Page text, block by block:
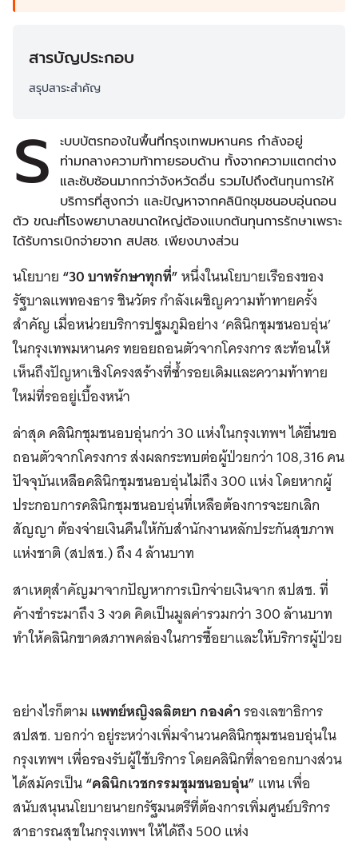
สารบัญประกอบ
สรุปสาระสำคัญ
ร ะบบบัตรทองในพื้นที่กรุงเทพมหานคร กำลังอยู่
ท่ามกลางความท้าทายรอบด้าน ทั้งจากความแตกต่าง
และซับซ้อนมากกว่าจังหวัดอื่น รวมไปถึงต้นทุนการให้
บริการที่สูงกว่า และปัญหาจากคลินิกชุมชนอบอุ่นถอน
ตัว ขณะที่โรงพยาบาลขนาดใหญ่ต้องแบกต้นทุนการรักษาเพราะ
ได้รับการเบิกจ่ายจาก สปสช. เพียงบางส่วน
นโยบาย“30 บาทรักษาทุกที่”หนึ่งในนโยบายเรือธงของ
รัฐบาลแพทองธาร ชินวัตร กำลังเผชิญความท้าทายครั้ง
สำคัญ เมื่อหน่วยบริการปฐมภูมิอย่าง ‘คลินิกชุมชนอบอุ่น’
ในกรุงเทพมหานคร ทยอยถอนตัวจากโครงการ สะท้อนให้
เห็นถึงปัญหาเชิงโครงสร้างที่ซ้ำรอยเดิมและความท้าทาย
ใหม่ที่รออยู่เบื้องหน้า
ล่าสุด คลินิกชุมชนอบอุ่นกว่า 30 แห่งในกรุงเทพฯ ได้ยื่นขอ
ถอนตัวจากโครงการ ส่งผลกระทบต่อผู้ป่วยกว่า 108,316 คน
ปัจจุบันเหลือคลินิกชุมชนอบอุ่นไม่ถึง 300 แห่ง โดยหากผู้
ประกอบการคลินิกชุมชนอบอุ่นที่เหลือต้องการจะยกเลิก
สัญญา ต้องจ่ายเงินคืนให้กับสำนักงานหลักประกันสุขภาพ
แห่งชาติ (สปสช.) ถึง 4 ล้านบาท
สาเหตุสำคัญมาจากปัญหาการเบิกจ่ายเงินจาก สปสช. ที่
ค้างชำระมาถึง 3 งวด คิดเป็นมูลค่ารวมกว่า 300 ล้านบาท
ทำให้คลินิกขาดสภาพคล่องในการซื้อยาและให้บริการผู้ป่วย
อย่างไรก็ตามแพทย์หญิงลลิตยา กองคำรองเลขาธิการ
สปสช. บอกว่า อยู่ระหว่างเพิ่มจำนวนคลินิกชุมชนอบอุ่นใน
กรุงเทพฯ เพื่อรองรับผู้ใช้บริการ โดยคลินิกที่ลาออกบางส่วน
ได้สมัครเป็น“คลินิกเวชกรรมชุมชนอบอุ่น”แทน เพื่อ
สนับสนุนนโยบายนายกรัฐมนตรีที่ต้องการเพิ่มศูนย์บริการ
สาธารณสุขในกรุงเทพฯ ให้ได้ถึง 500 แห่ง